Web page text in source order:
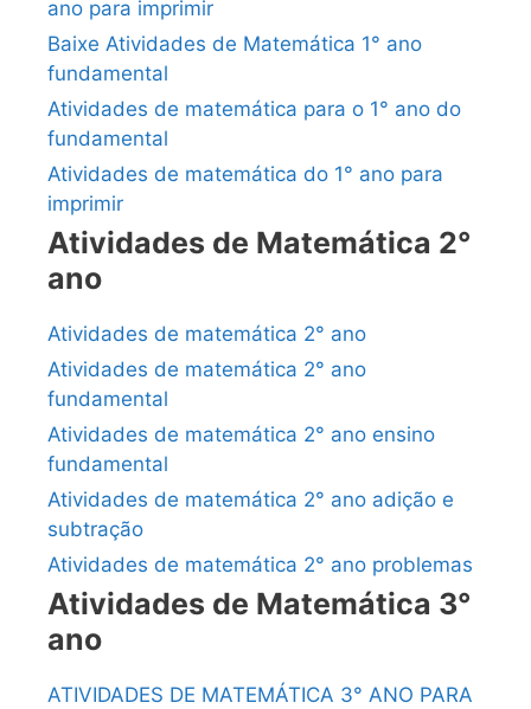
ano para imprimir
Baixe Atividades de Matemática 1° ano
fundamental
Atividades de matemática para o 1° ano do
fundamental
Atividades de matemática do 1° ano para
imprimir
Atividades de Matemática 2°
ano
Atividades de matemática 2° ano
Atividades de matemática 2° ano
fundamental
Atividades de matemática 2° ano ensino
fundamental
Atividades de matemática 2° ano adição e
subtração
Atividades de matemática 2° ano problemas
Atividades de Matemática 3°
ano
ATIVIDADES DE MATEMÁTICA 3° ANO PARA